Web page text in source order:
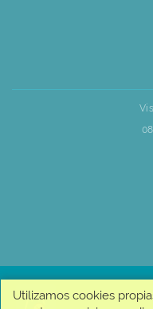
Utilizamos cookies